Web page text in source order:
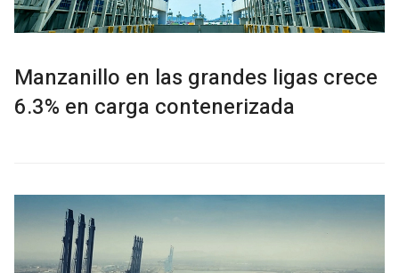
Manzanillo en las grandes ligas crece
6.3% en carga contenerizada